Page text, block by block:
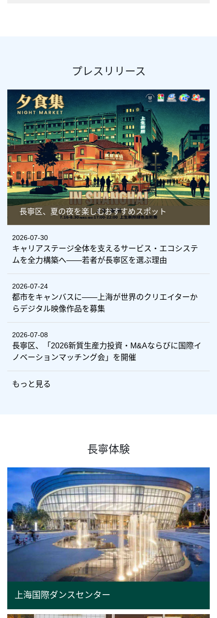
プレスリリース
長寧区、夏の夜を楽しむおすすめスポット
2026-07-30
キャリアステージ全体を支えるサービス・エコシステ
ムを全力構築へ――若者が長寧区を選ぶ理由
2026-07-24
都市をキャンバスに——上海が世界のクリエイターか
らデジタル映像作品を募集
2026-07-08
長寧区、「2026新質生産力投資・M&Aならびに国際イ
ノベーションマッチング会」を開催
もっと見る
長寧体験
上海国際ダンスセンター